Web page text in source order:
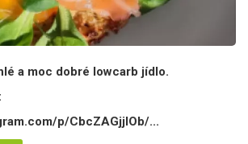
a moc dobré lowcarb jídlo.
p/CbcZAGjjlOb/...